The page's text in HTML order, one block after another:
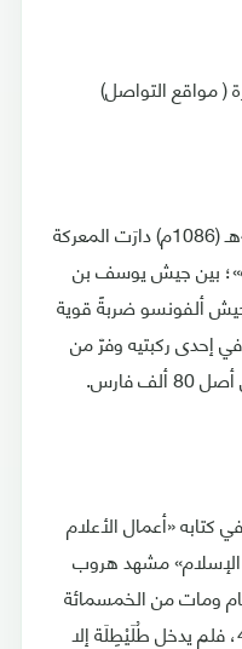
( مواقع التواصل)
وفي يوم الاثنين 12 رجب سنة 479هـ (1086م) دارَت المعركة
بين جيش يوسف بن
ألفونسو ضربةً قوية
إحدى ركبتيه وفرّ من
«أعمال الأعلام
مشهد هروب
ومات من الخمسمائة
فارس الذين كانوا معه بالطريق 400، فلم يدخل طُلَيْطِلَة إلا